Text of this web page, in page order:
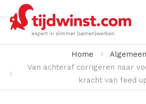
Home
Algemeen
Van achteraf corrigeren naar
kracht van feed